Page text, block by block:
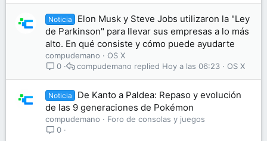
Noticia
Elon Musk y Steve Jobs utilizaron la "Ley
de Parkinson" para llevar sus empresas a lo más
alto. En qué consiste y cómo puede ayudarte
compudemano
OS X
0
OS X
Hoy a las 06:23
compudemano
Noticia
De Kanto a Paldea: Repaso y evolución
de las 9 generaciones de Pokémon
compudemano
Foro de consolas y juegos
0